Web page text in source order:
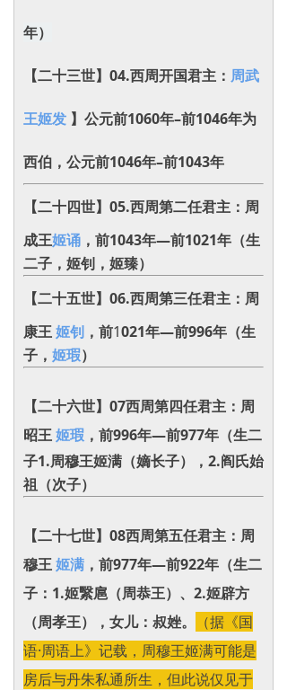
年）
【二十三世】04.西周开国君主： 周武
王姬发 】公元前1060年–前1046年为
西伯，公元前1046年–前1043年
【二十四世】 05.西周第二任君主：周
成王姬诵 ，前1043年—前1021年 （生
二子，姬钊，姬臻）
【二十五世】 06.西周第三任君主：周
康王姬钊 ，前1021年—前996年（生
子， 姬瑕）
【二十六世】07西周第四任君主：周
昭王姬瑕 ，前996年—前977年 （生二
子1.周穆王姬满（嫡长子）‌，2.阎氏始
祖（次子）
【二十七世】08西周第五任君主：周
穆王姬满 ，前977年—前922年（生二
子：1.姬繄扈（周恭王）、2.姬辟方
（周孝王），女儿：叔㛗。
（据《国
语·周语上》记载，周穆王姬满可能是
房后与丹朱私通所生，但此说仅见于